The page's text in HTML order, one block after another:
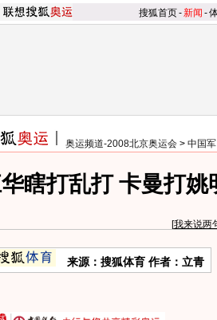
搜狐首页-新闻 -
奥运频道-2008北京奥运会 > 中国
瞎打乱打 卡曼打姚
[我来说两
来源：搜狐体育 作者：立青